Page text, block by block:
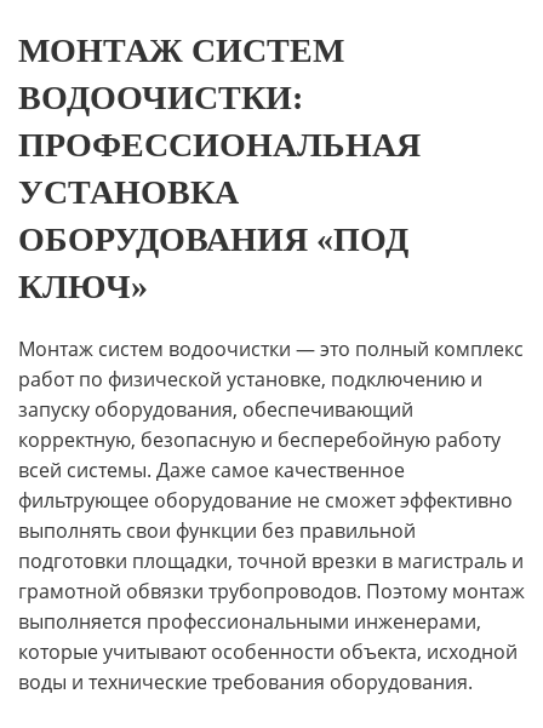
МОНТАЖ СИСТЕМ
ВОДООЧИСТКИ:
ПРОФЕССИОНАЛЬНАЯ
УСТАНОВКА
ОБОРУДОВАНИЯ «ПОД
КЛЮЧ»
Монтаж систем водоочистки — это полный комплекс
работ по физической установке, подключению и
запуску оборудования, обеспечивающий
корректную, безопасную и бесперебойную работу
всей системы. Даже самое качественное
фильтрующее оборудование не сможет эффективно
выполнять свои функции без правильной
подготовки площадки, точной врезки в магистраль и
грамотной обвязки трубопроводов. Поэтому монтаж
выполняется профессиональными инженерами,
которые учитывают особенности объекта, исходной
воды и технические требования оборудования.